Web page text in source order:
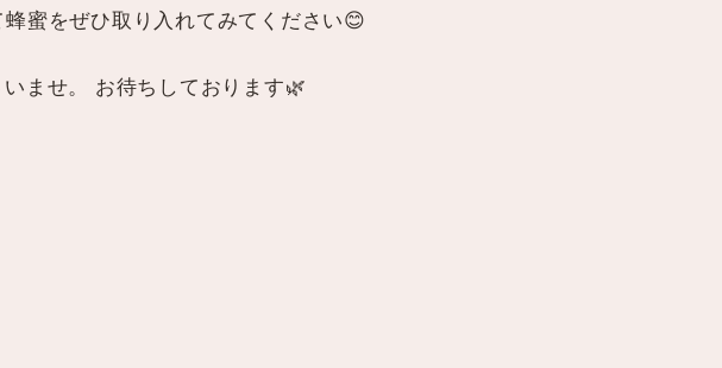
蜜をぜひ取り入れてみてください😊
ませ。 お待ちしております🌿